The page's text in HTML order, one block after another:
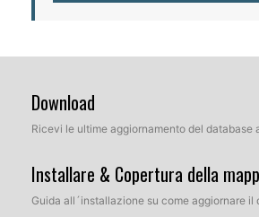
Download
Ricevi le ultime aggiornamento del database
Installare & Copertura della
Guida all´installazione su come aggiornare il